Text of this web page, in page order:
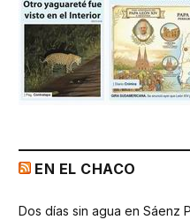
EN EL CHACO
Dos días sin agua en Sáenz